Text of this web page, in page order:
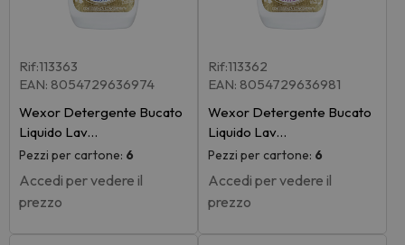
Rif:113363
EAN: 8054729636974
Wexor Detergente Bucato
Liquido Lav…
Pezzi per cartone: 6
Accedi per vedere il
prezzo
Rif:113362
EAN: 8054729636981
Wexor Detergente Bucato
Liquido Lav…
Pezzi per cartone: 6
Accedi per vedere il
prezzo